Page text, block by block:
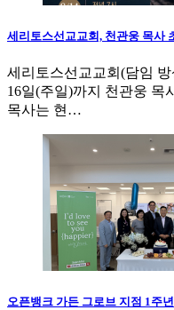
세리토스선교교회, 천관웅 목사
세리토스선교교회(담임
16일(주일)까지 천관웅 목
목사는 현…
오픈뱅크 가든 그로브 지점 1주